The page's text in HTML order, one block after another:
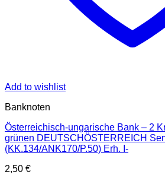
Add to wishlist
Banknoten
Österreichisch-ungarische Bank – 2
grünen DEUTSCHÖSTERREICH
(KK.134/ANK170/P.50) Erh. I-
2,50 €